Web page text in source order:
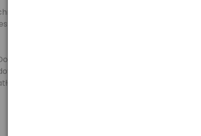
półprzewodnikowych diod ledowych,
na światło. Żarówki ledowe
zaletą żarówek ledowych jest długi
szacowana jest na 50 000 godzin.